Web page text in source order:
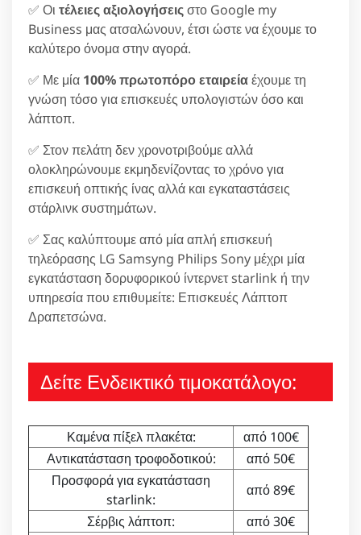
✅ Οι τέλειες αξιολογήσειςστο Google my
Business μας ατσαλώνουν, έτσι ώστε να έχουμε το
καλύτερο όνομα στην αγορά.
✅ Με μία 100% πρωτοπόρο εταιρείαέχουμε τη
γνώση τόσο για επισκευές υπολογιστών όσο και
λάπτοπ.
✅ Στον πελάτη δεν χρονοτριβούμε αλλά
ολοκληρώνουμε εκμηδενίζοντας το χρόνο για
επισκευή οπτικής ίνας αλλά και εγκαταστάσεις
στάρλινκ συστημάτων.
✅ Σας καλύπτουμε από μία απλή επισκευή
τηλεόρασης LG Samsyng Philips Sony μέχρι μία
εγκατάσταση δορυφορικού ίντερνετ starlink ή την
υπηρεσία που επιθυμείτε: Επισκευές Λάπτοπ
Δραπετσώνα.
Δείτε Ενδεικτικό τιμοκατάλογο:
Καμένα πίξελ πλακέτα:
από 100€
Αντικατάσταση τροφοδοτικού:
από 50€
Προσφορά για εγκατάσταση
starlink:
από 89€
Σέρβις λάπτοπ:
από 30€